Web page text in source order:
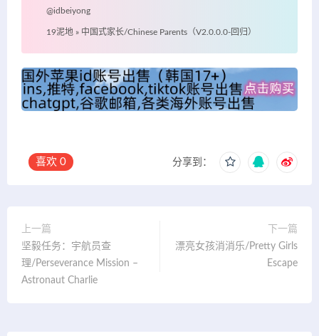
@idbeiyong
19泥地 » 中国式家长/Chinese Parents（V2.0.0.0-回归）
喜欢 0 分享到：
上一篇
坚毅任务：宇航员查
理/Perseverance Mission –
Astronaut Charlie
下一篇
漂亮女孩消消乐/Pretty Girls
Escape